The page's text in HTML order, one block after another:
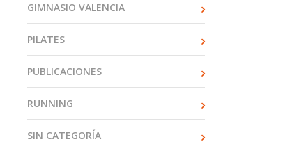
GIMNASIO VALENCIA
PILATES
PUBLICACIONES
RUNNING
SIN CATEGORÍA